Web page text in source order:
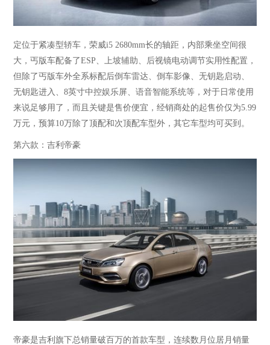
定位于紧凑型轿车，荣威i5 2680mm长的轴距，内部乘坐空间很
大，丐版车配备了ESP、上坡辅助、后视镜电动调节实用性配置，
但除了丐版车外全系标配后倒车雷达、倒车影像、无钥匙启动、
无钥匙进入、8英寸中控娱乐屏、语音智能系统等，对于日常使用
来说足够用了，而且关键是售价便宜，经销商处的起售价仅为5.99
万元，预算10万除了顶配和次顶配车型外，其它车型均可买到。
第六款：吉利帝豪
帝豪是吉利旗下总销量破百万的首款车型，连续数月位居月销量